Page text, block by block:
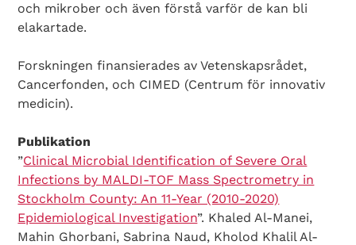
och mikrober och även förstå varför de kan bli
elakartade.
Forskningen finansierades av Vetenskapsrådet,
Cancerfonden, och CIMED (Centrum för innovativ
medicin).
Publikation
”Clinical Microbial Identification of Severe Oral
Infections by MALDI-TOF Mass Spectrometry in
Stockholm County: An 11-Year (2010-2020)
Epidemiological Investigation”. Khaled Al-Manei,
Mahin Ghorbani, Sabrina Naud, Kholod Khalil Al-